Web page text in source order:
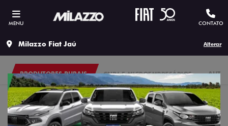
MENU CONTATO
Milazzo Fiat Jaú Alterar
CNPJ E MICROEMPRESÁRIOS
PRODUTORES RURAIS